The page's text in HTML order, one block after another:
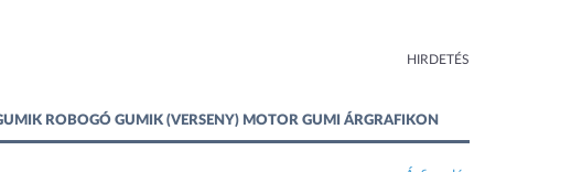
HIRDETÉS
ROBOGÓ GUMIK (VERSENY) MOTOR GUMI ÁRGRAFIKON